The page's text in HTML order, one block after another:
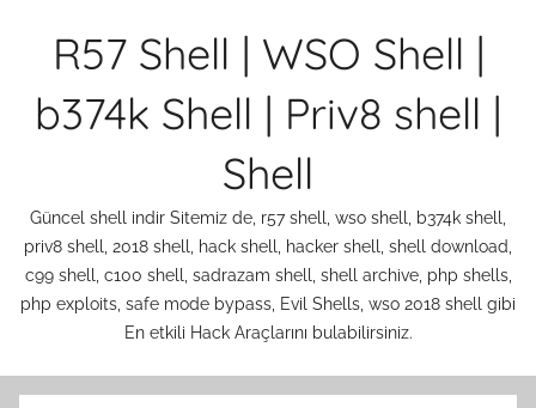
R57 Shell | WSO Shell |
b374k Shell | Priv8 shell |
Shell
Güncel shell indir Sitemiz de, r57 shell, wso shell, b374k shell,
priv8 shell, 2018 shell, hack shell, hacker shell, shell download,
c99 shell, c100 shell, sadrazam shell, shell archive, php shells,
php exploits, safe mode bypass, Evil Shells, wso 2018 shell gibi
En etkili Hack Araçlarını bulabilirsiniz.